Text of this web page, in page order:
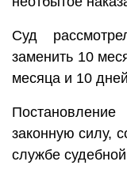
Суд
заменить 10
месяца и 10
законную силу,
службе